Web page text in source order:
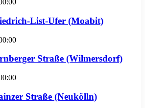
List-Ufer (Moabit)
Straße (Wilmersdorf)
Straße (Neukölln)